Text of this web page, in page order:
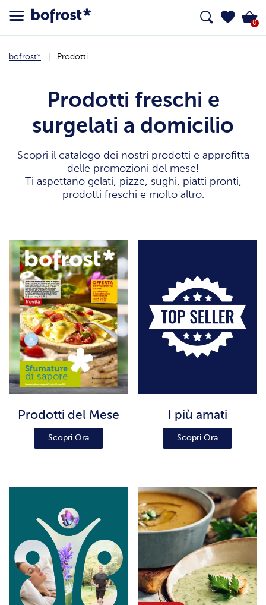
0
bofrost* Prodotti
Prodotti freschi e
surgelati a domicilio
Scopri il catalogo dei nostri prodotti e approfitta
delle promozioni del mese!
Ti aspettano gelati, pizze, sughi, piatti pronti,
prodotti freschi e molto altro.
Prodotti del Mese
Scopri Ora
I più amati
Scopri Ora